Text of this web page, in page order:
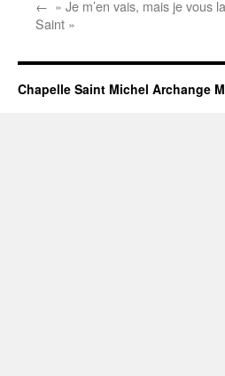
← » Je m’en vais, mais je vous
Saint »
Chapelle Saint Michel Archange